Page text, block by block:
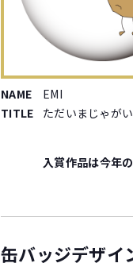
NAME
EMI
TITLE
ただいまじゃが
入賞作品は今年
缶バッジデザイ